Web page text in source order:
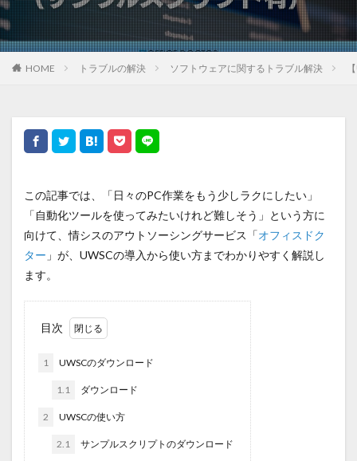
HOME トラブルの解決 ソフトウェアに関するトラブル解決
この記事では、「日々のPC作業をもう少しラクにしたい」
「自動化ツールを使ってみたいけれど難しそう」という方に
向けて、情シスのアウトソーシングサービス「オフィスドク
ター 」が、UWSCの導入から使い方までわかりやすく解説し
ます。
目次
1 UWSCのダウンロード
1.1 ダウンロード
2 UWSCの使い方
2.1 サンプルスクリプトのダウンロード